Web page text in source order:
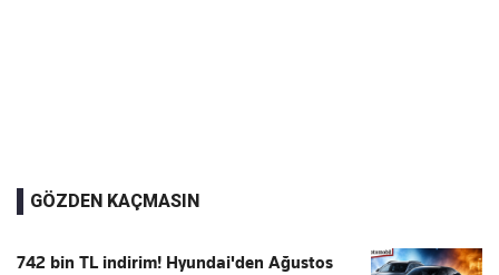
GÖZDEN KAÇMASIN
742 bin TL indirim! Hyundai'den Ağustos